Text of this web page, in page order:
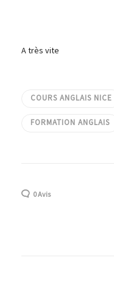
A très vite
COURS ANGLAIS NICE
FORMATION ANGLAIS
0 Avis